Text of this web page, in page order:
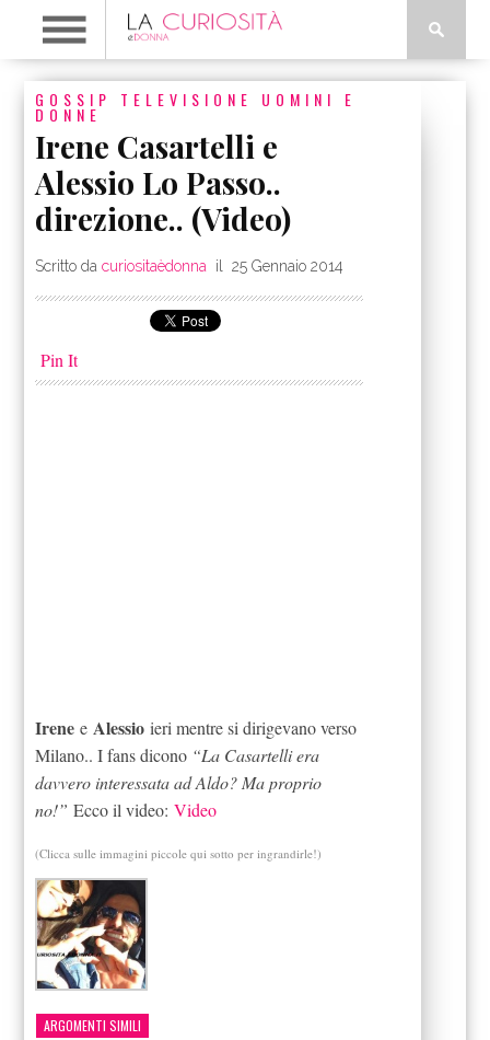
GOSSIP TELEVISIONE UOMINI E
DONNE
Irene Casartelli e
Alessio Lo Passo..
direzione.. (Video)
Scritto dacuriositaèdonna il25 Gennaio 2014
Pin It
Irenee Alessioieri mentre si dirigevano verso
Milano.. I fans dicono “La Casartelli era
davvero interessata ad Aldo? Ma proprio
no!”Ecco il video:Video
(Clicca sulle immagini piccole qui sotto per ingrandirle!)
ARGOMENTI SIMILI